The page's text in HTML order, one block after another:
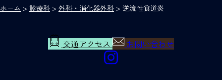
ホーム > 診療科 > 外科・消化器外科 > 逆流性食道炎
交通アクセス お問い合わせ